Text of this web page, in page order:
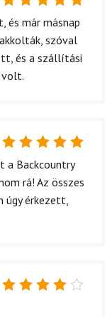
Értékelés:
5
és már másnap
szóval
és a szállítási
volt.
Értékelés:
a Backcountry
rá! Az összes
úgy érkezett,